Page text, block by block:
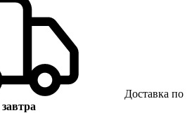
Доставка по
завтра